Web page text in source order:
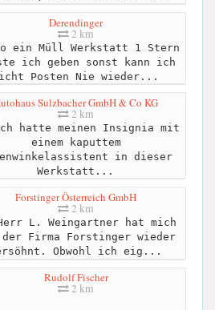
Derendinger
2 km
ein Müll Werkstatt 1 Stern
ich geben sonst kann ich
Posten Nie wieder...
Sulzbacher GmbH & Co KG
2 km
hatte meinen Insignia mit
einem kaputtem
in dieser
Werkstatt...
Forstinger Österreich GmbH
2 km
L. Weingartner hat mich
Firma Forstinger wieder
Obwohl ich eig...
Rudolf Fischer
2 km